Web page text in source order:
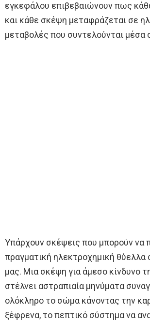
εγκεφάλου επιβεβαιώνουν πως
και κάθε σκέψη μεταφράζεται σε
μεταβολές που συντελούνται μέσα
Υπάρχουν σκέψεις που μπορούν να
πραγματική ηλεκτροχημική θύελλα
μας. Μια σκέψη για άμεσο κίνδυνο
στέλνει αστραπιαία μηνύματα
ολόκληρο το σώμα κάνοντας την
ξέφρενα, το πεπτικό σύστημα να